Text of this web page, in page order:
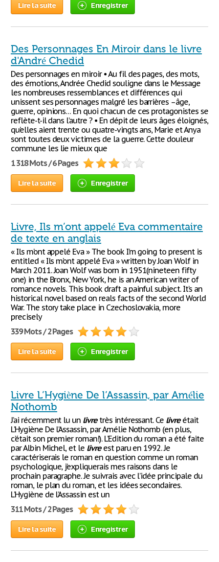
Lire la suite Enregistrer
Des Personnages En Miroir dans le livre
d'André Chedid
Des personnages en miroir • Au fil des pages, des mots,
des émotions, Andrée Chedid souligne dans le Message
les nombreuses ressemblances et différences qui
unissent ses personnages malgré les barrières –âge,
guerre, opinions… En quoi chacun de ces protagonistes se
reflète-t-il dans l’autre ? • En dépit de leurs âges éloignés,
qu’elles aient trente ou quatre-vingts ans, Marie et Anya
sont toutes deux victimes de la guerre. Cette douleur
commune les lie mieux que
1 318 Mots / 6 Pages
Lire la suite Enregistrer
Livre, Ils m’ont appelé Eva commentaire
de texte en anglais
« Ils m’ont appelé Eva » The book I’m going to present is
entitled « Ils m’ont appelé Eva » written by Joan Wolf in
March 2011. Joan Wolf was born in 1951(nineteen fifty
one) in the Bronx, New York, he is an American writer of
romance novels. This book draft a painful subject. It’s an
historical novel based on reals facts of the second World
War. The story take place in Czechoslovakia, more
precisely
339 Mots / 2 Pages
Lire la suite Enregistrer
Livre L’Hygiène De l’Assassin, par Amélie
Nothomb
J’ai récemment lu un livretrès intéressant. Ce livreétait
L’Hygiène De l’Assassin, par Amélie Nothomb (en plus,
c’était son premier roman!). L’Edition du roman a été faite
par Albin Michel, et le livreest paru en 1992. Je
caractériserais le roman en question comme un roman
psychologique, j’expliquerais mes raisons dans le
prochain paragraphe. Je suivrais avec l’idée principale du
roman, le plan du roman, et les idées secondaires.
L’Hygiène de l’Assassin est un
311 Mots / 2 Pages
Lire la suite Enregistrer